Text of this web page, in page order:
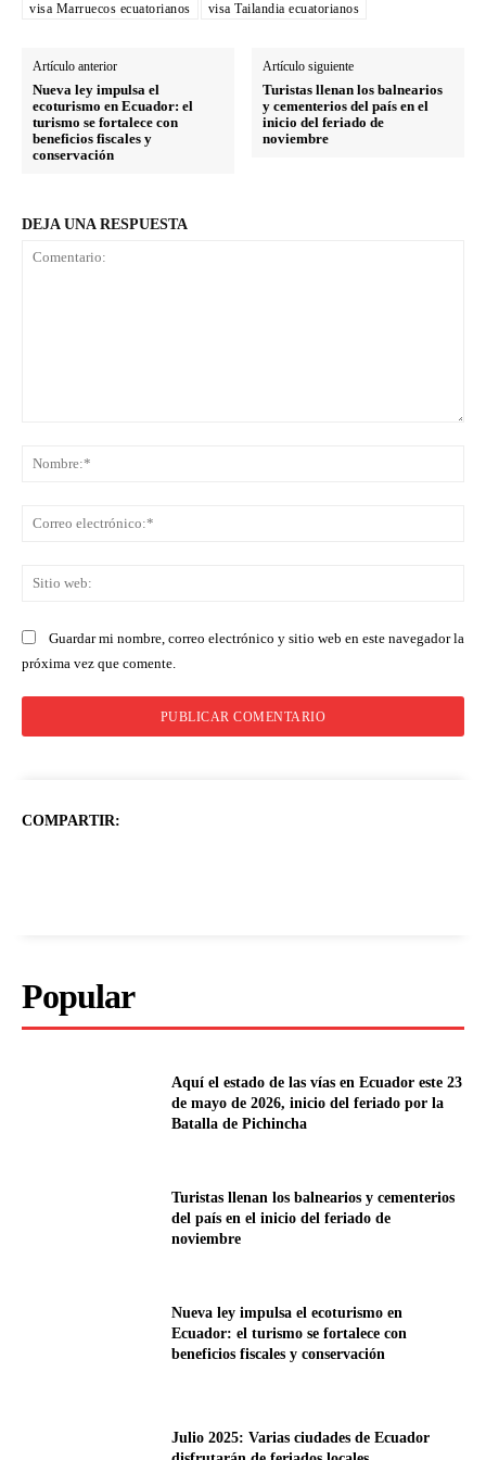
visa Marruecos ecuatorianos visa Tailandia ecuatorianos
Artículo anterior
Nueva ley impulsa el
ecoturismo en Ecuador: el
turismo se fortalece con
beneficios fiscales y
conservación
Artículo siguiente
Turistas llenan los balnearios
y cementerios del país en el
inicio del feriado de
noviembre
DEJA UNA RESPUESTA
Guardar mi nombre, correo electrónico y sitio web en este navegador la
próxima vez que comente.
COMPARTIR:
Popular
Aquí el estado de las vías en Ecuador este 23
de mayo de 2026, inicio del feriado por la
Batalla de Pichincha
Turistas llenan los balnearios y cementerios
del país en el inicio del feriado de
noviembre
Nueva ley impulsa el ecoturismo en
Ecuador: el turismo se fortalece con
beneficios fiscales y conservación
Julio 2025: Varias ciudades de Ecuador